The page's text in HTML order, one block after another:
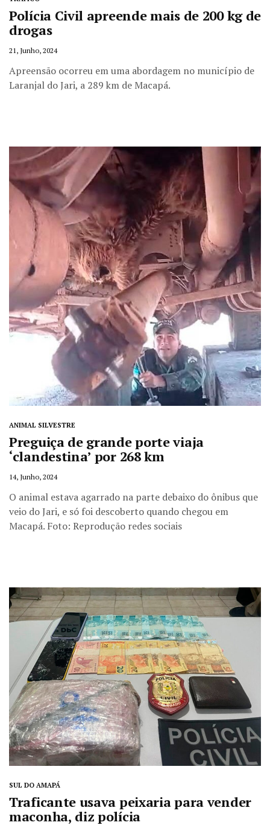
Polícia Civil apreende mais de 200 kg de
drogas
21, Junho, 2024
Apreensão ocorreu em uma abordagem no município de
Laranjal do Jari, a 289 km de Macapá.
ANIMAL SILVESTRE
Preguiça de grande porte viaja
‘clandestina’ por 268 km
14, Junho, 2024
O animal estava agarrado na parte debaixo do ônibus que
veio do Jari, e só foi descoberto quando chegou em
Macapá. Foto: Reprodução redes sociais
SUL DO AMAPÁ
Traficante usava peixaria para vender
maconha, diz polícia